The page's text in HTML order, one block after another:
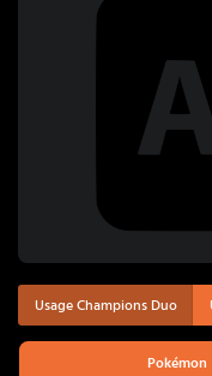
Usage Champions Duo
Pokémon